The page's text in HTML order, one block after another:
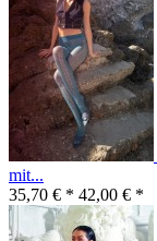
mit...
35,70 € * 42,00 € *